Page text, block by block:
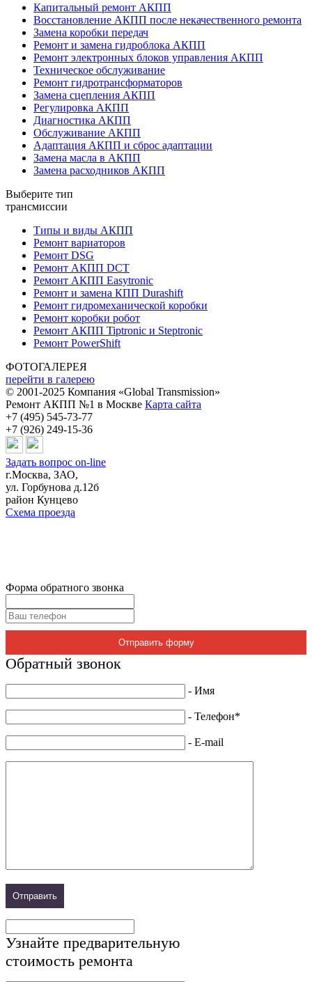
Капитальный ремонт АКПП
Восстановление АКПП после некачественного ремонта
Замена коробки передач
Ремонт и замена гидроблока АКПП
Ремонт электронных блоков управления АКПП
Техническое обслуживание
Ремонт гидротрансформаторов
Замена сцепления АКПП
Регулировка АКПП
Диагностика АКПП
Обслуживание АКПП
Адаптация АКПП и сброс адаптации
Замена масла в АКПП
Замена расходников АКПП
Выберите тип
трансмиссии
Типы и виды АКПП
Ремонт вариаторов
Ремонт DSG
Ремонт АКПП DCT
Ремонт АКПП Easytronic
Ремонт и замена КПП Durashift
Ремонт гидромеханической коробки
Ремонт коробки робот
Ремонт АКПП Tiptronic и Steptronic
Ремонт PowerShift
ФОТОГАЛЕРЕЯ
перейти в галерею
© 2001-2025 Компания «Global Transmission»
Ремонт АКПП №1 в Москве Карта сайта
+7 (495) 545-73-77
+7 (926) 249-15-36
Задать вопрос on-line
г.Москва, ЗАО,
ул. Горбунова д.12б
район Кунцево
Схема проезда
Форма обратного звонка
Отправить форму
Обратный звонок
- Имя
- Телефон*
- E-mail
Узнайте предварительную
стоимость ремонта